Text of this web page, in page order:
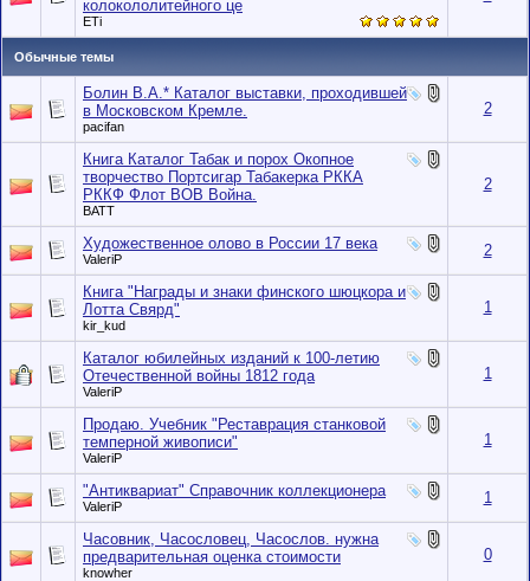
колокололитейного це
ETi
Обычные темы
Болин В.А.* Каталог выставки, проходившей
в Московском Кремле.
pacifan
2
Книга Каталог Табак и порох Окопное
творчество Портсигар Табакерка РККА
РККФ Флот ВОВ Война.
BATT
2
Художественное олово в России 17 века
ValeriP 2
Книга "Награды и знаки финского шюцкора и
Лотта Свярд"
kir_kud
1
Каталог юбилейных изданий к 100-летию
Отечественной войны 1812 года
ValeriP
1
Продаю. Учебник "Реставрация станковой
темперной живописи"
ValeriP
1
"Антиквариат" Справочник коллекционера
ValeriP 1
Часовник, Часословец, Часослов. нужна
предварительная оценка стоимости
knowher
0